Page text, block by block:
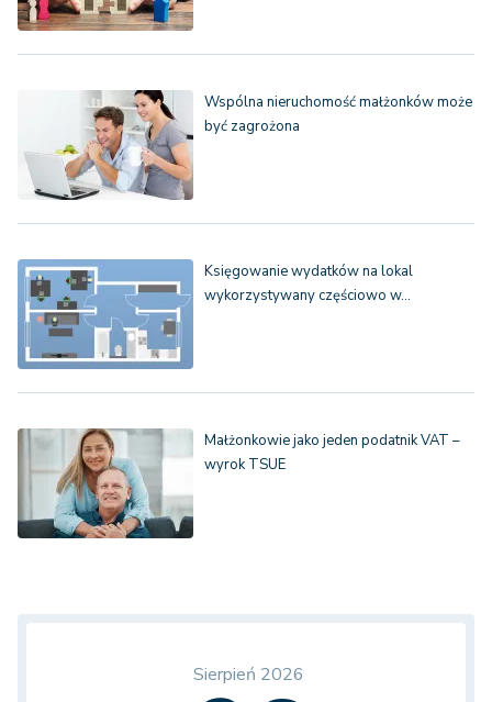
Wspólna nieruchomość małżonków może
być zagrożona
Księgowanie wydatków na lokal
wykorzystywany częściowo w…
Małżonkowie jako jeden podatnik VAT –
wyrok TSUE
Sierpień 2026